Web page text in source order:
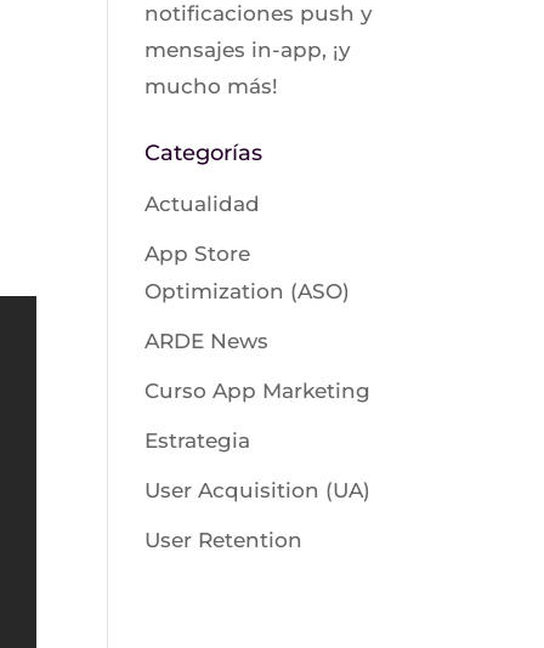
notificaciones push y
mensajes in-app, ¡y
mucho más!
Categorías
Actualidad
App Store
Optimization (ASO)
ARDE News
Curso App Marketing
Estrategia
User Acquisition (UA)
User Retention